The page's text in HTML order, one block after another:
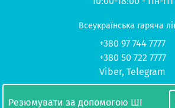
© 2026 UP-STUDY
Всеукраїнська гаряча
+380 97 744 7777
+380 50 722 7777
Viber, Telegram
Резюмувати за допомогою ШІ